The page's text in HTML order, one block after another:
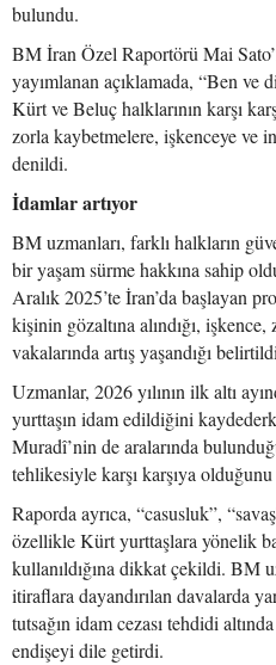
bulundu.
BM İran Özel Raportörü Mai
yayımlanan açıklamada, “Ben
Kürt ve Beluç halklarının karşı
zorla kaybetmelere, işkenceye ve
denildi.
İdamlar artıyor
BM uzmanları, farklı halkların
bir yaşam sürme hakkına sahip
Aralık 2025’te İran’da başlayan
kişinin gözaltına alındığı,
vakalarında artış yaşandığı
Uzmanlar, 2026 yılının ilk altı
yurttaşın idam edildiğini
Muradî’nin de aralarında
tehlikesiyle karşı karşıya
Raporda ayrıca, “casusluk”,
özellikle Kürt yurttaşlara yönelik
kullanıldığına dikkat çekildi. BM
itiraflara dayandırılan davalarda
tutsağın idam cezası tehdidi
endişeyi dile getirdi.